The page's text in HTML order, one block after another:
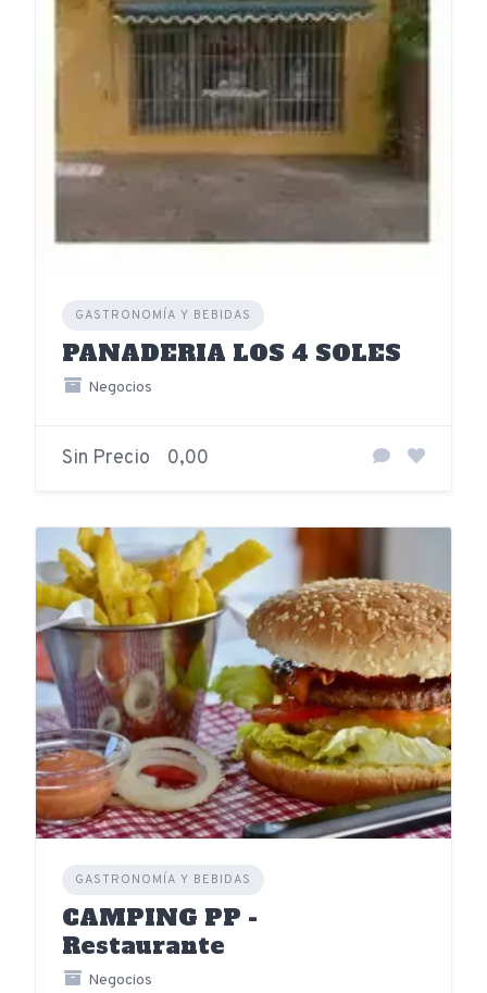
GASTRONOMÍA Y BEBIDAS
PANADERIA LOS 4 SOLES
Negocios
Sin Precio 0,00
GASTRONOMÍA Y BEBIDAS
CAMPING PP -
Restaurante
Negocios